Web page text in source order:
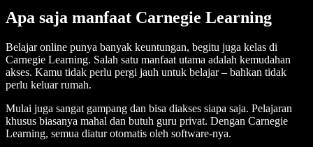
Apa saja manfaat Carnegie Learning
Belajar online punya banyak keuntungan, begitu juga kelas di
Carnegie Learning. Salah satu manfaat utama adalah kemudahan
akses. Kamu tidak perlu pergi jauh untuk belajar – bahkan tidak
perlu keluar rumah.
Mulai juga sangat gampang dan bisa diakses siapa saja. Pelajaran
khusus biasanya mahal dan butuh guru privat. Dengan Carnegie
Learning, semua diatur otomatis oleh software-nya.